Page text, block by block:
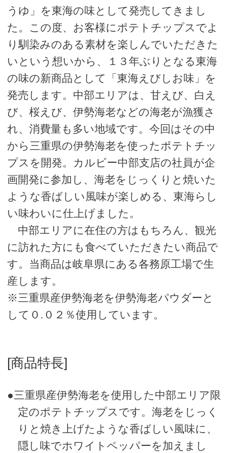
うゆ」を東海の味として発売してきまし
た。この度、お客様にポテトチップスでよ
り馴染みのある素材を楽しんでいただきた
いという想いから、１３年ぶりとなる東海
の味の新商品として「東海えびしお味」を
発売します。中部エリアは、甘えび、白え
び、桜えび、伊勢海老などの海老が漁獲さ
れ、消費量も多い地域です。今回はその中
から三重県の伊勢海老を使ったポテトチッ
プスを開発。カルビー中部支店の社員が企
画開発に参加し、海老をじっくりと焼いた
ような香ばしい風味が楽しめる、東海らし
い味わいに仕上げました。
中部エリアに在住の方はもちろん、観光
に訪れた方にも食べていただきたい商品で
す。当商品は岐阜県にある各務原工場で生
産します。
※三重県産伊勢海老を伊勢海老パウダーと
して０.０２％使用しています。
[商品特長]
●三重県産伊勢海老を使用した中部エリア限
定のポテトチップスです。海老をじっく
りと焼き上げたような香ばしい風味に、
隠し味でホワイトペッパーを加えまし